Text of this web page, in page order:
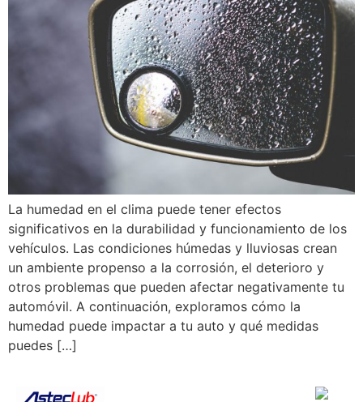
La humedad en el clima puede tener efectos
significativos en la durabilidad y funcionamiento de los
vehículos. Las condiciones húmedas y lluviosas crean
un ambiente propenso a la corrosión, el deterioro y
otros problemas que pueden afectar negativamente tu
automóvil. A continuación, exploramos cómo la
humedad puede impactar a tu auto y qué medidas
puedes […]